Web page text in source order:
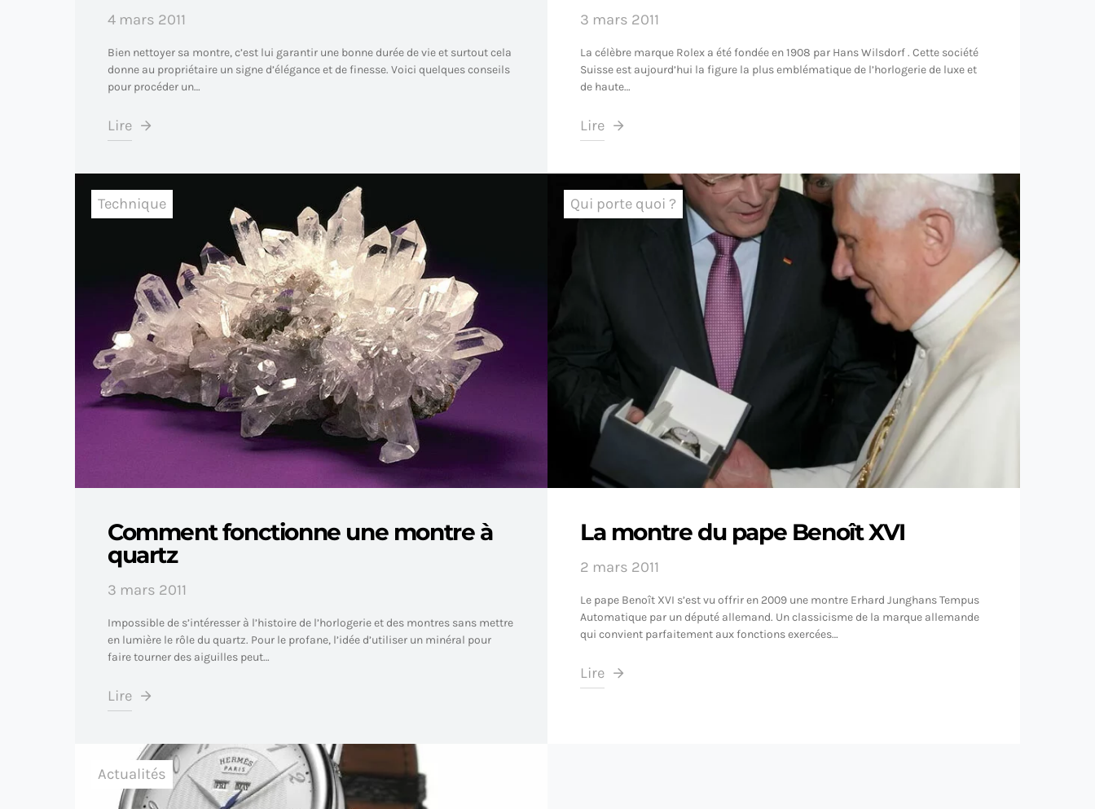
4 mars 2011
Bien nettoyer sa montre, c’est lui garantir une bonne durée de vie et surtout cela
donne au propriétaire un signe d’élégance et de finesse. Voici quelques conseils
pour procéder un…
Lire
3 mars 2011
La célèbre marque Rolex a été fondée en 1908 par Hans Wilsdorf . Cette société
Suisse est aujourd’hui la figure la plus emblématique de l’horlogerie de luxe et
de haute…
Lire
Technique
Comment fonctionne une montre à
quartz
3 mars 2011
Impossible de s’intéresser à l’histoire de l’horlogerie et des montres sans mettre
en lumière le rôle du quartz. Pour le profane, l’idée d’utiliser un minéral pour
faire tourner des aiguilles peut…
Lire
Qui porte quoi ?
La montre du pape Benoît XVI
2 mars 2011
Le pape Benoît XVI s’est vu offrir en 2009 une montre Erhard Junghans Tempus
Automatique par un député allemand. Un classicisme de la marque allemande
qui convient parfaitement aux fonctions exercées…
Lire
Actualités